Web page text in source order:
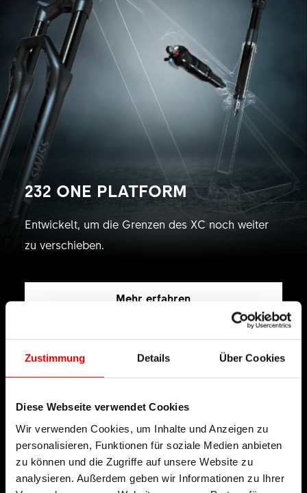
Zustimmung Details Über Cookies
Diese Webseite verwendet Cookies
Wir verwenden Cookies, um Inhalte und Anzeigen zu
personalisieren, Funktionen für soziale Medien anbieten
zu können und die Zugriffe auf unsere Website zu
analysieren. Außerdem geben wir Informationen zu Ihrer
232 ONE PLATFORM
Entwickelt, um die Grenzen des XC noch weiter
zu verschieben.
Mehr erfahren
TECHNOLOGIE
Wir glauben an Ingenieurskunst und streben nach
Perfektion bei der Entwicklung neuer Produkte.
Unser Leitgedanke ist es dabei, die